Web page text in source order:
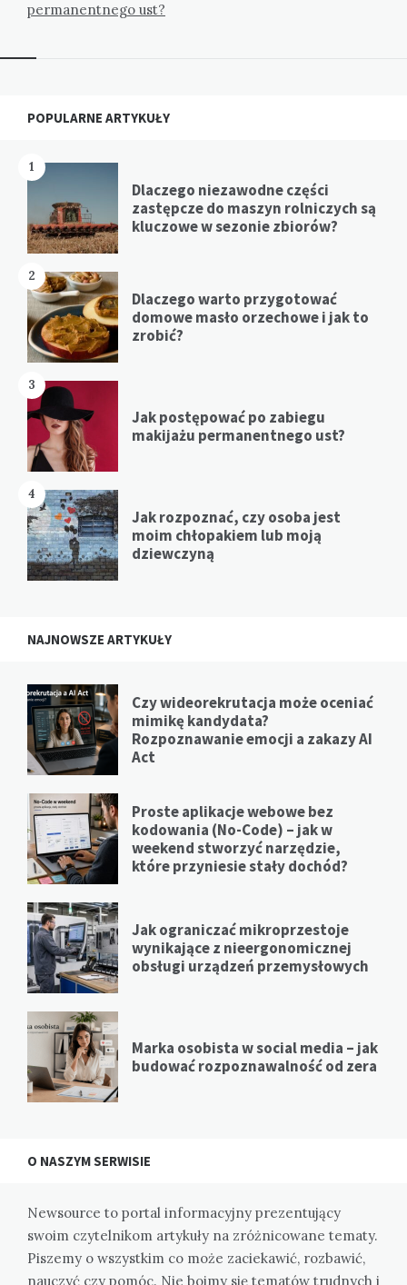
permanentnego ust?
Widgets
POPULARNE ARTYKUŁY
1
Dlaczego niezawodne części
zastępcze do maszyn rolniczych są
kluczowe w sezonie zbiorów?
2
Dlaczego warto przygotować
domowe masło orzechowe i jak to
zrobić?
3
Jak postępować po zabiegu
makijażu permanentnego ust?
4
Jak rozpoznać, czy osoba jest
moim chłopakiem lub moją
dziewczyną
NAJNOWSZE ARTYKUŁY
Czy wideorekrutacja może oceniać
mimikę kandydata?
Rozpoznawanie emocji a zakazy AI
Act
Proste aplikacje webowe bez
kodowania (No-Code) – jak w
weekend stworzyć narzędzie,
które przyniesie stały dochód?
Jak ograniczać mikroprzestoje
wynikające z nieergonomicznej
obsługi urządzeń przemysłowych
Marka osobista w social media – jak
budować rozpoznawalność od zera
O NASZYM SERWISIE
Newsource to portal informacyjny prezentujący
swoim czytelnikom artykuły na zróżnicowane tematy.
Piszemy o wszystkim co może zaciekawić, rozbawić,
nauczyć czy pomóc. Nie boimy się tematów trudnych i